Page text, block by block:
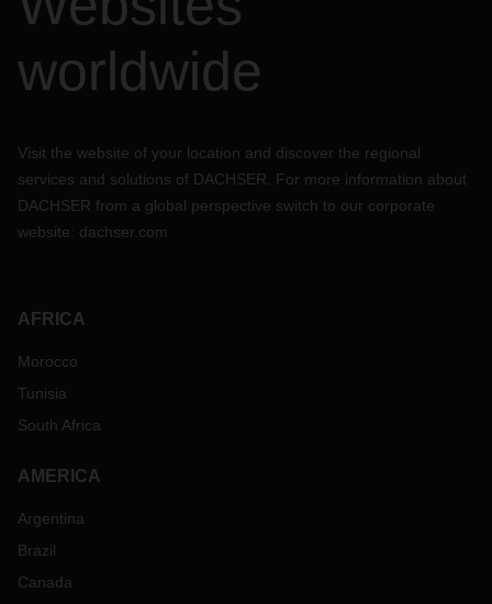
worldwide
Visit the website of your location and discover the regional
services and solutions of DACHSER. For more information about
DACHSER from a global perspective switch to our corporate
website: dachser.com
AFRICA
Morocco
Tunisia
South Africa
AMERICA
Argentina
Brazil
Canada